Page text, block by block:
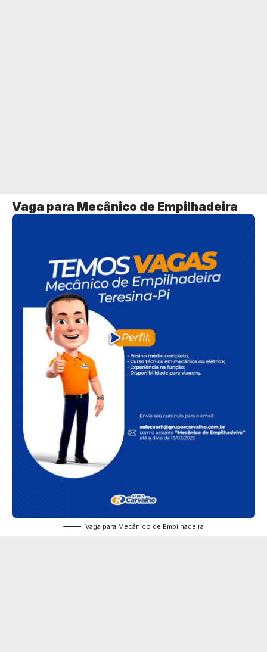
Vaga para Mecânico de Empilhadeira
Vaga para Mecânico de Empilhadeira